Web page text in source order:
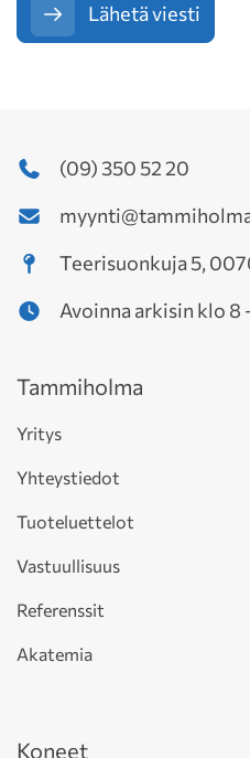
Lähetä viesti
(09) 350 52 20
Teerisuonkuja 5,
Avoinna arkisin klo 8
Tammiholma
Yritys
Yhteystiedot
Tuoteluettelot
Vastuullisuus
Referenssit
Akatemia
Koneet